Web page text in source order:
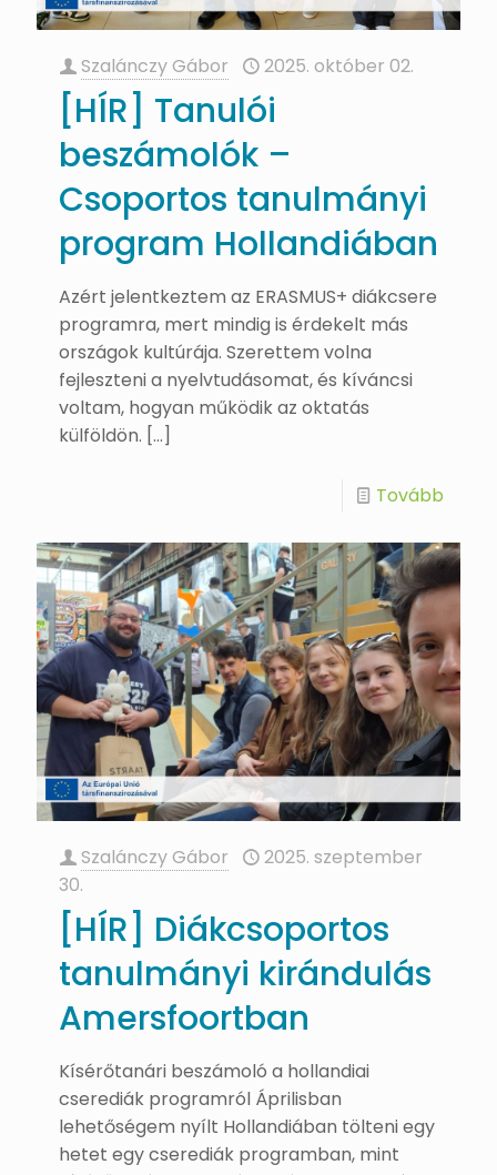
Szalánczy Gábor 2025. október 02.
[HÍR] Tanulói
beszámolók –
Csoportos tanulmányi
program Hollandiában
Azért jelentkeztem az ERASMUS+ diákcsere
programra, mert mindig is érdekelt más
országok kultúrája. Szerettem volna
fejleszteni a nyelvtudásomat, és kíváncsi
voltam, hogyan működik az oktatás
külföldön. […]
Tovább
Szalánczy Gábor
2025. szeptember
30.
[HÍR] Diákcsoportos
tanulmányi kirándulás
Amersfoortban
Kísérőtanári beszámoló a hollandiai
cserediák programról Áprilisban
lehetőségem nyílt Hollandiában tölteni egy
hetet egy cserediák programban, mint